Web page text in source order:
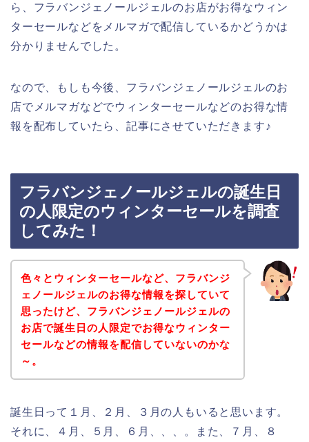
ら、フラバンジェノールジェルのお店がお得なウィン
ターセールなどをメルマガで配信しているかどうかは
分かりませんでした。
なので、もしも今後、フラバンジェノールジェルのお
店でメルマガなどでウィンターセールなどのお得な情
報を配布していたら、記事にさせていただきます♪
フラバンジェノールジェルの誕生日
の人限定のウィンターセールを調査
してみた！
色々とウィンターセールなど、フラバンジ
ェノールジェルのお得な情報を探していて
思ったけど、フラバンジェノールジェルの
お店で誕生日の人限定でお得なウィンター
セールなどの情報を配信していないのかな
～。
誕生日って１月、２月、３月の人もいると思います。
それに、４月、５月、６月、、、。また、７月、８